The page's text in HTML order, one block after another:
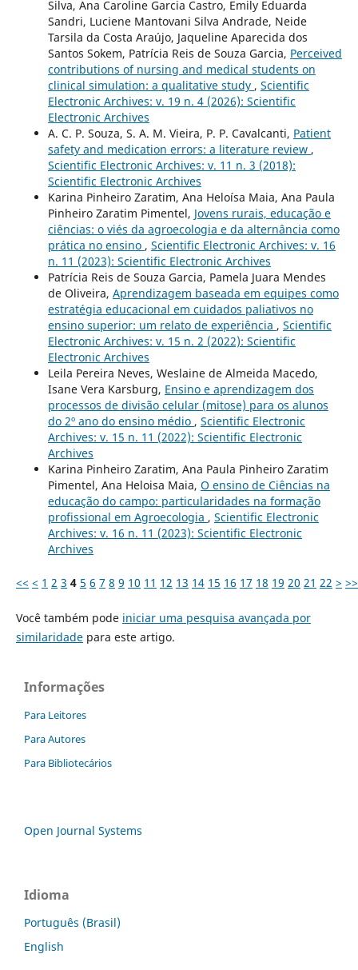
Silva, Ana Caroline Garcia Castro, Emily Eduarda
Sandri, Luciene Mantovani Silva Andrade, Neide
Tarsila da Costa Araújo, Jaqueline Aparecida dos
Santos Sokem, Patrícia Reis de Souza Garcia, Perceived
contributions of nursing and medical students on
clinical simulation: a qualitative study , Scientific
Electronic Archives: v. 19 n. 4 (2026): Scientific
Electronic Archives
A. C. P. Souza, S. A. M. Vieira, P. P. Cavalcanti, Patient
safety and medication errors: a literature review ,
Scientific Electronic Archives: v. 11 n. 3 (2018):
Scientific Electronic Archives
Karina Pinheiro Zaratim, Ana Heloísa Maia, Ana Paula
Pinheiro Zaratim Pimentel, Jovens rurais, educação e
ciências: o viés da agroecologia e da alternância como
prática no ensino , Scientific Electronic Archives: v. 16
n. 11 (2023): Scientific Electronic Archives
Patrícia Reis de Souza Garcia, Pamela Juara Mendes
de Oliveira, Aprendizagem baseada em equipes como
estratégia educacional em cuidados paliativos no
ensino superior: um relato de experiência , Scientific
Electronic Archives: v. 15 n. 2 (2022): Scientific
Electronic Archives
Leila Pereira Neves, Weslaine de Almeida Macedo,
Isane Vera Karsburg, Ensino e aprendizagem dos
processos de divisão celular (mitose) para os alunos
do 2º ano do ensino médio , Scientific Electronic
Archives: v. 15 n. 11 (2022): Scientific Electronic
Archives
Karina Pinheiro Zaratim, Ana Paula Pinheiro Zaratim
Pimentel, Ana Heloisa Maia, O ensino de Ciências na
educação do campo: particularidades na formação
profissional em Agroecologia , Scientific Electronic
Archives: v. 16 n. 11 (2023): Scientific Electronic
Archives
<< < 1 2 3 4 5 6 7 8 9 10 11 12 13 14 15 16 17 18 19 20 21 22 > >>
Você também pode iniciar uma pesquisa avançada por
similaridadepara este artigo.
Informações
Para Leitores
Para Autores
Para Bibliotecários
Open Journal Systems
Idioma
Português (Brasil)
English